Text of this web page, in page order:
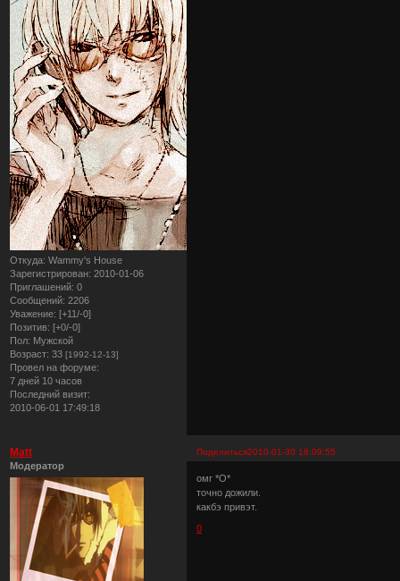
Откуда: Wammy's House
Зарегистрирован: 2010-01-06
Приглашений: 0
Сообщений: 2206
Уважение: [+11/-0]
Позитив: [+0/-0]
Пол: Мужской
Возраст: 33 [1992-12-13]
Провел на форуме:
7 дней 10 часов
Последний визит:
2010-06-01 17:49:18
Поделиться2010-01-30 18:09:55
Matt
Модератор
омг *О*
точно дожили.
какбэ привэт.
0